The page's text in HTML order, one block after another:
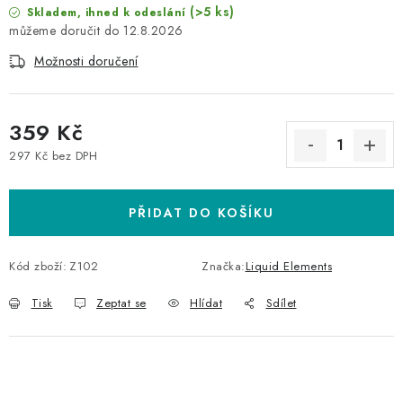
Skladem, ihned k odeslání (>5 ks)
12.8.2026
Možnosti doručení
359 Kč
297 Kč bez DPH
PŘIDAT DO KOŠÍKU
Kód zboží: Z102 Značka:Liquid Elements
Tisk Zeptat se Hlídat Sdílet